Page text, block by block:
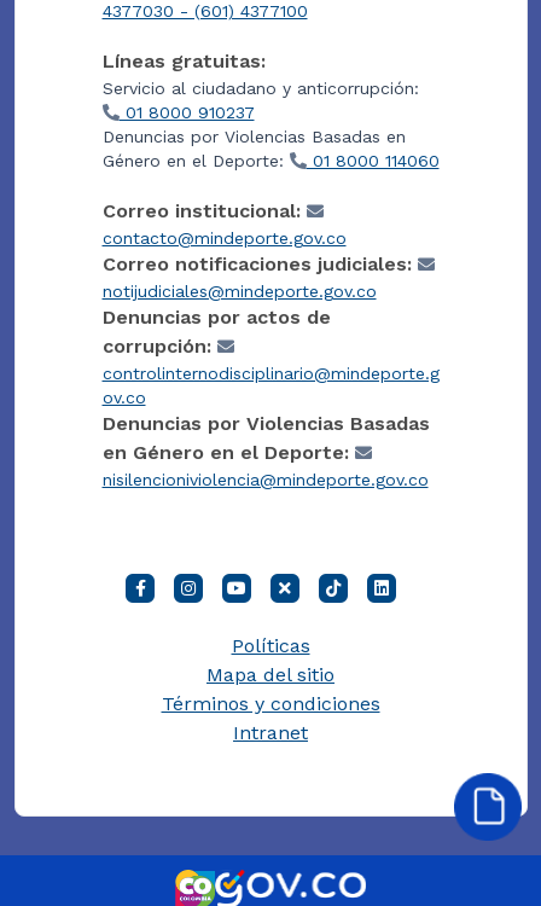
4377030 - (601) 4377100
Líneas gratuitas:
Servicio al ciudadano y anticorrupción:
01 8000 910237
Denuncias por Violencias Basadas en
Género en el Deporte:
01 8000 114060
Correo institucional:
contacto@mindeporte.gov.co
Correo notificaciones judiciales:
notijudiciales@mindeporte.gov.co
Denuncias por actos de
corrupción:
controlinternodisciplinario@mindeporte.g
ov.co
Denuncias por Violencias Basadas
en Género en el Deporte:
nisilencioniviolencia@mindeporte.gov.co
Políticas
Mapa del sitio
Términos y condiciones
Intranet